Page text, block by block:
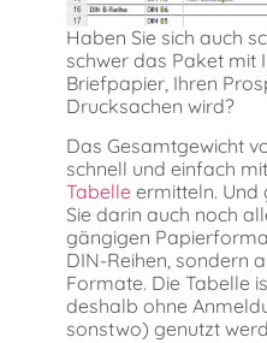
Haben Sie sich auch
schwer das Paket mit
Briefpapier, Ihren
Drucksachen wird?
Das Gesamtgewicht
schnell und einfach
Tabelle ermitteln. Und
Sie darin auch noch
gängigen
DIN-Reihen, sondern
Formate. Die Tabelle
deshalb ohne
sonstwo) genutzt